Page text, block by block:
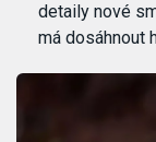
detaily nové
má dosáhnout